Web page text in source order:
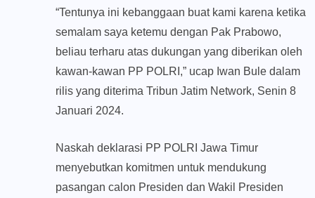
“Tentunya ini kebanggaan buat kami karena ketika
semalam saya ketemu dengan Pak Prabowo,
beliau terharu atas dukungan yang diberikan oleh
kawan-kawan PP POLRI,” ucap Iwan Bule dalam
rilis yang diterima Tribun Jatim Network, Senin 8
Januari 2024.
Naskah deklarasi PP POLRI Jawa Timur
menyebutkan komitmen untuk mendukung
pasangan calon Presiden dan Wakil Presiden